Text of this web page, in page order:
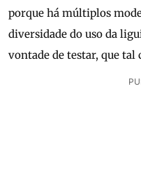
porque há múltiplos
diversidade do uso da
vontade de testar, que